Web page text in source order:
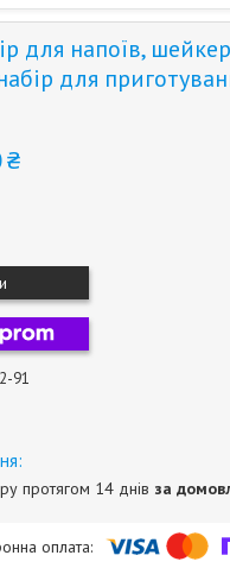
для напоїв,
для
₴
91
протягом 14 днів за